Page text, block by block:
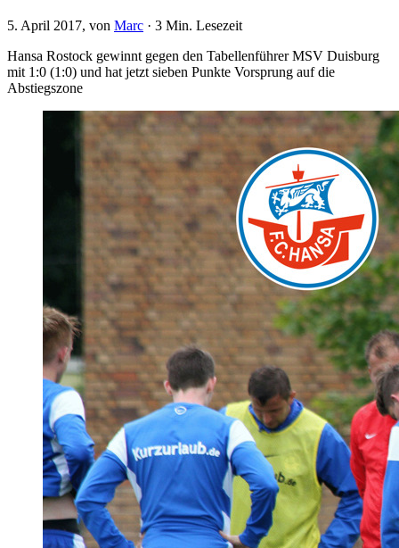
5. April 2017, von Marc · 3 Min. Lesezeit
Hansa Rostock gewinnt gegen den Tabellenführer MSV Duisburg
mit 1:0 (1:0) und hat jetzt sieben Punkte Vorsprung auf die
Abstiegszone